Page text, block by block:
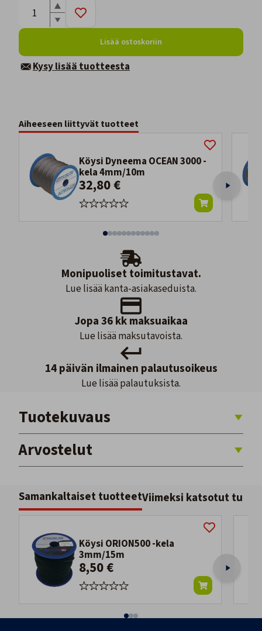
Lisää ostoskoriin
Kysy lisää tuotteesta
Aiheeseen liittyvät tuotteet
Köysi Dyneema OCEAN 3000 -
kela 4mm/10m
32,80 €
Monipuoliset toimitustavat.
Lue lisää kanta-asiakaseduista.
Jopa 36 kk maksuaikaa
Lue lisää maksutavoista.
14 päivän ilmainen palautusoikeus
Lue lisää palautuksista.
Tuotekuvaus
Arvostelut
Samankaltaiset tuotteetViimeksi katsotut
Köysi ORION500 -kela
3mm/15m
8,50 €